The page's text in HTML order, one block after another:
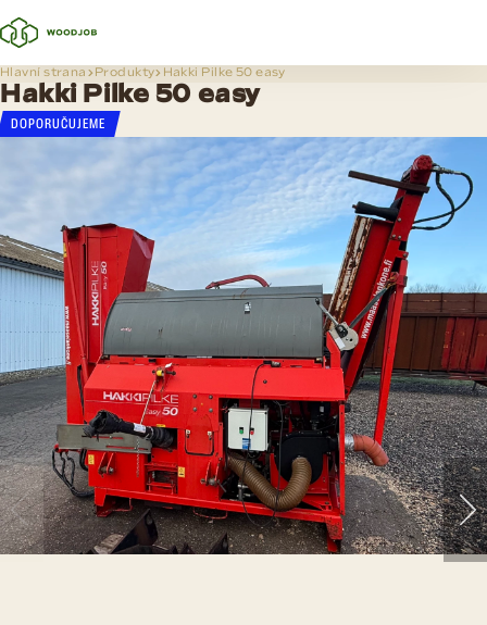
Hlavní strana Produkty Hakki Pilke 50 easy
Hakki Pilke 50 easy
DOPORUČUJEME